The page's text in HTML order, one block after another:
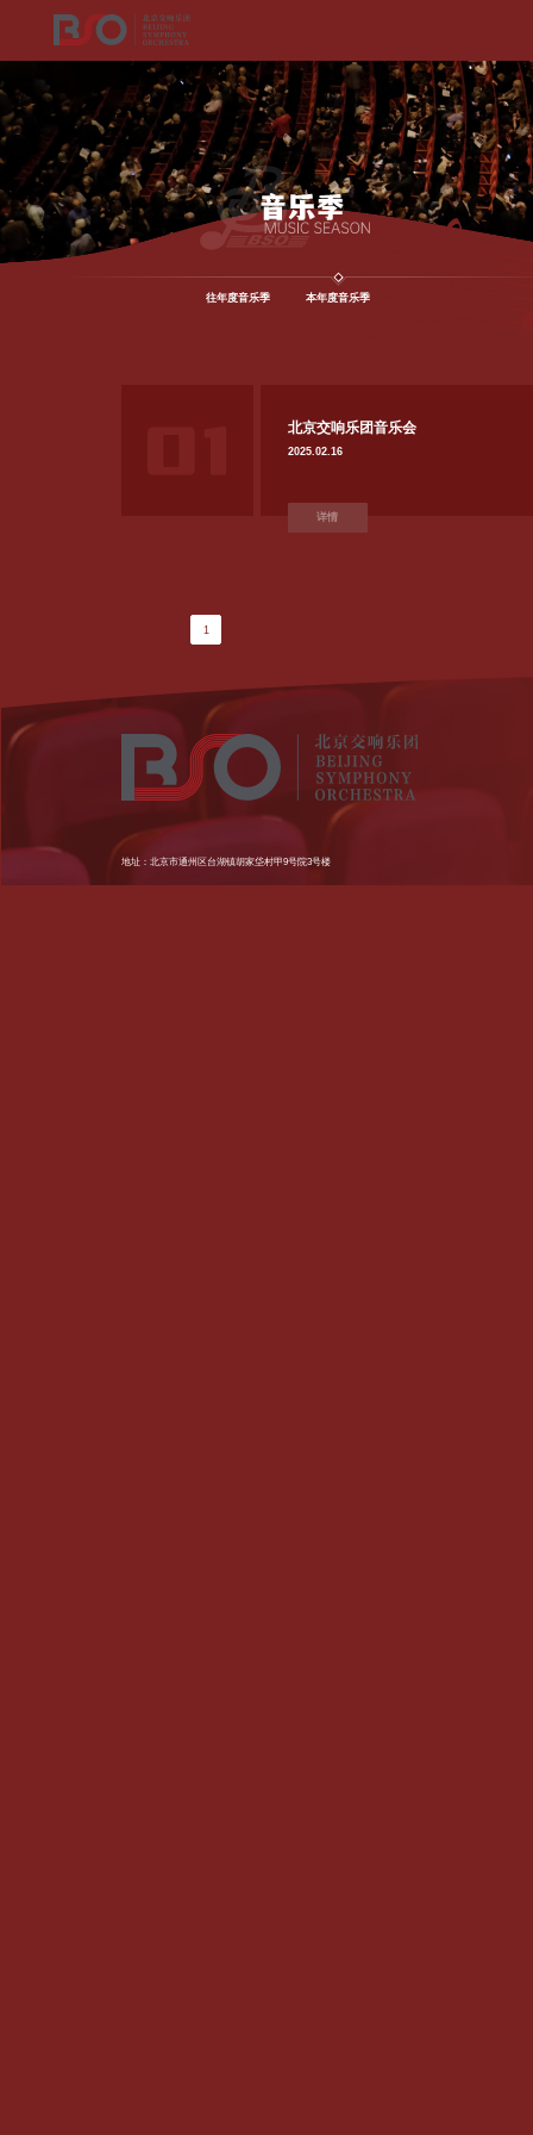
往年度音乐季 本年度音乐季
北京交响乐团音乐会
2025.02.16
详情
1
地址：北京市通州区台湖镇胡家垈村甲9号院3号楼